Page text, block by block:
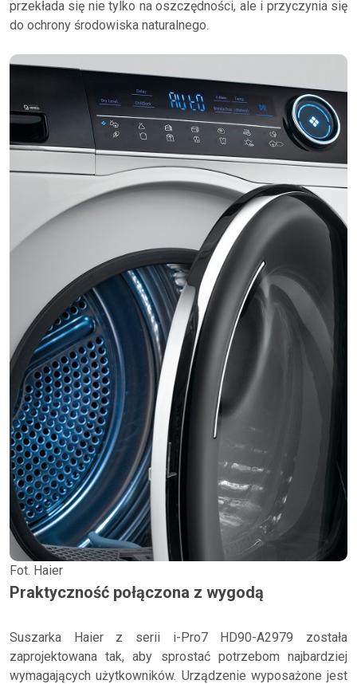
przekłada się nie tylko na oszczędności, ale i przyczynia się
do ochrony środowiska naturalnego.
Fot. Haier
Praktyczność połączona z wygodą
Suszarka Haier z serii i-Pro7 HD90-A2979 została
zaprojektowana tak, aby sprostać potrzebom najbardziej
wymagających użytkowników. Urządzenie wyposażone jest